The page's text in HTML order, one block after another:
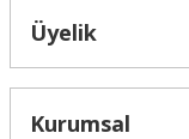
Üyelik
Kurumsal